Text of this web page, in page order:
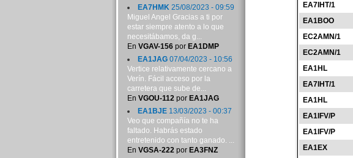
EA7IHT/1
EA1BOO
EC2AMN/1
EC2AMN/1
EA1HL
EA7IHT/1
EA1HL
EA1IFV/P
EA1IFV/P
EA1EX
EA7HMK 25/08/2023 - 09:59
Miguel Angel Gracias a ti por
estar siempre atento a lo que
necesitábamos, da g...
En VGAV-156por EA1DMP
EA1JAG07/04/2023 - 10:56
Vertice relativamente cercano a
Verín. Fácil acceso por la
carretera que sube de...
En VGOU-112por EA1JAG
EA1BJE13/03/2023 - 00:37
Veo que compañía no te ha
faltado. Habrás estado
entretenido con tanto ganado. ...
En VGSA-222por EA3FNZ